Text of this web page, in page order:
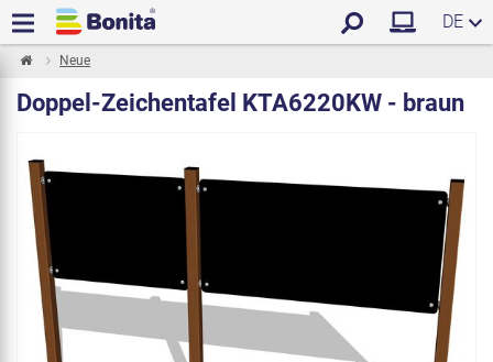
DE
Neue
Doppel-Zeichentafel KTA6220KW - braun